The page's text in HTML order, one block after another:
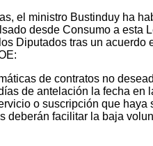
el ministro Bustinduy ha
desde Consumo a esta
Diputados tras un acuerdo
de contratos no
de antelación la fecha en
o suscripción que haya
deberán facilitar la baja